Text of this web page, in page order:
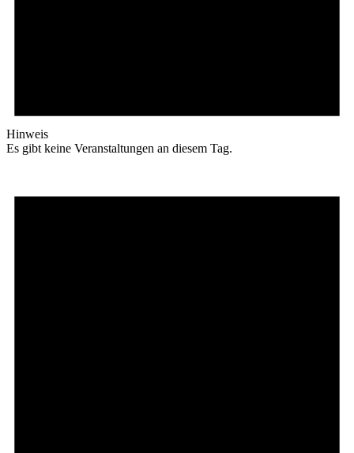
Hinweis
Es gibt keine Veranstaltungen an diesem Tag.